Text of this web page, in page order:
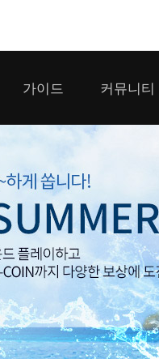
배틀그라운드
패스 오브 엑자일
가이드
게임 가이드
커뮤니티
미디어 게시판
클랜 라운지
모집 게시판